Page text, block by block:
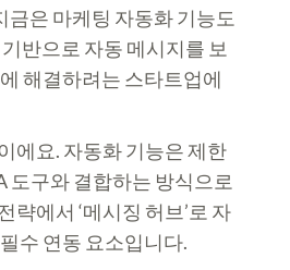
금은 마케팅 자동화 기능도
반으로 자동 메시지를 보
해결하려는 스타트업에
에요. 자동화 기능은 제한
도구와 결합하는 방식으로
에서 ‘메시징 허브’로 자
수 연동 요소입니다.